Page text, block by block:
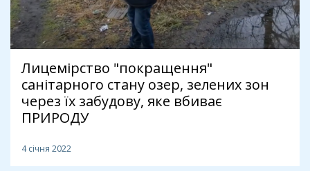
Лицемірство "покращення"
санітарного стану озер, зелених зон
через їх забудову, яке вбиває
ПРИРОДУ
4 січня 2022